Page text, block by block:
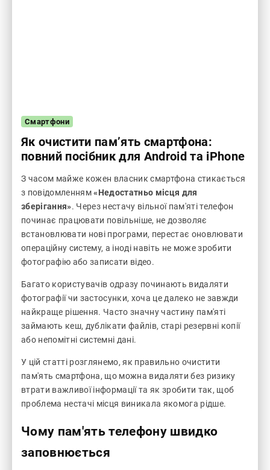
Смартфони
Як очистити пам’ять смартфона:
повний посібник для Android та iPhone
З часом майже кожен власник смартфона стикається
з повідомленням«Недостатньо місця для
зберігання». Через нестачу вільної пам'яті телефон
починає працювати повільніше, не дозволяє
встановлювати нові програми, перестає оновлювати
операційну систему, а іноді навіть не може зробити
фотографію або записати відео.
Багато користувачів одразу починають видаляти
фотографії чи застосунки, хоча це далеко не завжди
найкраще рішення. Часто значну частину пам'яті
займають кеш, дублікати файлів, старі резервні копії
або непомітні системні дані.
У цій статті розглянемо, як правильно очистити
пам'ять смартфона, що можна видаляти без ризику
втрати важливої інформації та як зробити так, щоб
проблема нестачі місця виникала якомога рідше.
Чому пам'ять телефону швидко
заповнюється